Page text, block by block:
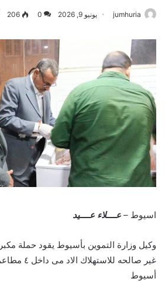
jumhuria يونيو 9, 2026 0
206
اسيوط – عــــلاء عــــيد
غير صالحه
أسيوط